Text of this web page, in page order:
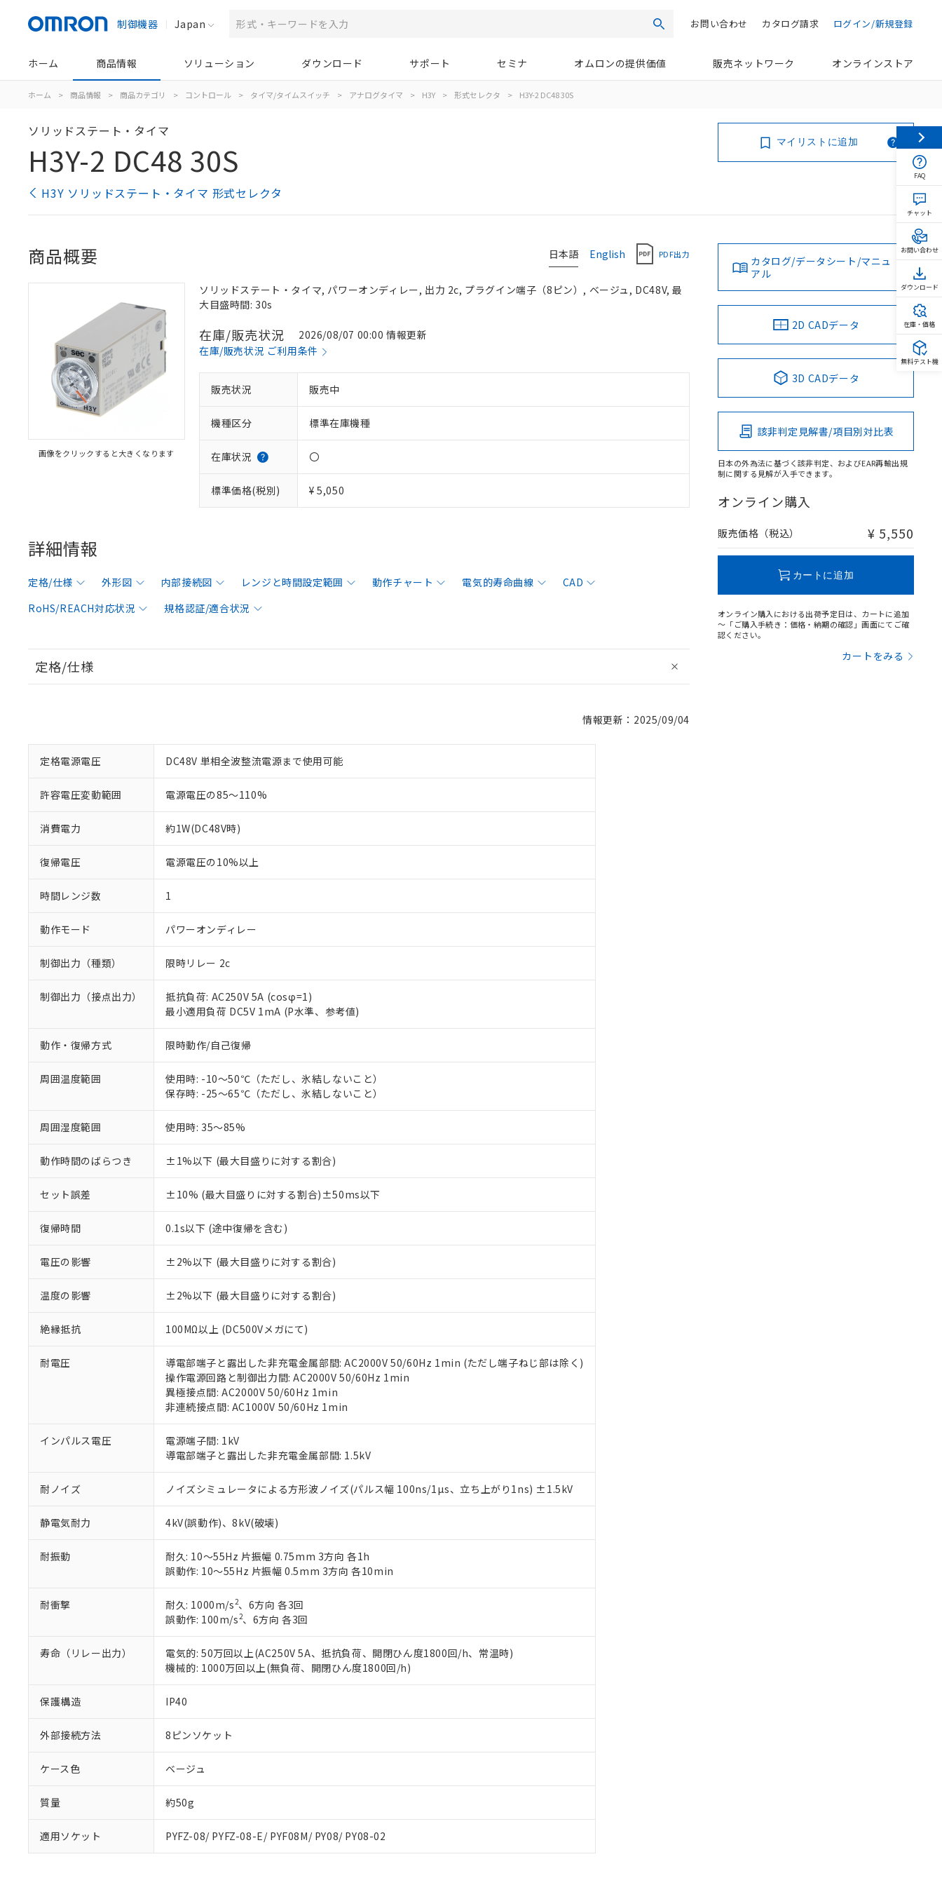
制御機器 Japan 検索 ログイン/新規登録
カタログ請求
お問い合わせ
ホーム 商品情報 ソリューション ダウンロード サポート セミナ オムロンの提供価値 販売ネットワーク オンラインストア
ホーム > 商品情報 > 商品カテゴリ > コントロール > タイマ/タイムスイッチ > アナログタイマ > H3Y > 形式セレクタ > H3Y-2 DC48 30S
ソリッドステート・タイマ
H3Y-2 DC48 30S
H3Y ソリッドステート・タイマ 形式セレクタ
マイリストに追加
日本語 English PDF出力
商品概要
画像をクリックすると大きくなります
ソリッドステート・タイマ, パワーオンディレー, 出力 2c, プラグイン端子（8ピン）, ベージュ, DC48V, 最
大目盛時間: 30s
在庫/販売状況
2026/08/07 00:00 情報更新
在庫/販売状況 ご利用条件
販売状況 販売中
機種区分 標準在庫機種
在庫状況 〇
標準価格(税別) ¥ 5,050
詳細情報
定格/仕様 外形図 内部接続図 レンジと時間設定範囲 動作チャート 電気的寿命曲線
CAD
RoHS/REACH対応状況
規格認証/適合状況
定格/仕様
情報更新：2025/09/04
定格電源電圧 DC48V 単相全波整流電源まで使用可能
許容電圧変動範囲 電源電圧の85～110%
消費電力 約1W(DC48V時)
復帰電圧 電源電圧の10%以上
時間レンジ数 1
動作モード パワーオンディレー
制御出力（種類） 限時リレー 2c
制御出力（接点出力）
抵抗負荷: AC250V 5A (cosφ=1)
最小適用負荷 DC5V 1mA (P水準、参考値)
動作・復帰方式 限時動作/自己復帰
周囲温度範囲
使用時: -10～50℃（ただし、氷結しないこと）
保存時: -25～65℃（ただし、氷結しないこと）
周囲湿度範囲 使用時: 35～85%
動作時間のばらつき ±1%以下 (最大目盛りに対する割合)
セット誤差 ±10% (最大目盛りに対する割合)±50ms以下
復帰時間 0.1s以下 (途中復帰を含む)
電圧の影響 ±2%以下 (最大目盛りに対する割合)
温度の影響 ±2%以下 (最大目盛りに対する割合)
絶縁抵抗 100MΩ以上 (DC500Vメガにて)
耐電圧
導電部端子と露出した非充電金属部間: AC2000V 50/60Hz 1min (ただし端子ねじ部は除く)
操作電源回路と制御出力間: AC2000V 50/60Hz 1min
異極接点間: AC2000V 50/60Hz 1min
非連続接点間: AC1000V 50/60Hz 1min
インパルス電圧
電源端子間: 1kV
導電部端子と露出した非充電金属部間: 1.5kV
耐ノイズ ノイズシミュレータによる方形波ノイズ(パルス幅 100ns/1µs、立ち上がり1ns) ±1.5kV
静電気耐力 4kV(誤動作)、8kV(破壊)
耐振動
耐久: 10～55Hz 片振幅 0.75mm 3方向 各1h
誤動作: 10～55Hz 片振幅 0.5mm 3方向 各10min
耐衝撃 耐久: 1000m/s2、6方向 各3回
誤動作: 100m/s2、6方向 各3回
寿命（リレー出力）
電気的: 50万回以上(AC250V 5A、抵抗負荷、開閉ひん度1800回/h、常温時)
機械的: 1000万回以上(無負荷、開閉ひん度1800回/h)
保護構造 IP40
外部接続方法 8ピンソケット
ケース色 ベージュ
質量 約50g
適用ソケット PYFZ-08/ PYFZ-08-E/ PYF08M/ PY08/ PY08-02
カタログ/データシート/マニュ
アル
2D CADデータ
3D CADデータ
該非判定見解書/項目別対比表
日本の外為法に基づく該非判定、およびEAR再輸出規
制に関する見解が入手できます。
オンライン購入
販売価格（税込） ¥ 5,550
カートに追加
オンライン購入における出荷予定日は、カートに追加
～「ご購入手続き：価格・納期の確認」画面にてご確
認ください。
カートをみる
ご利用条件
以下の条件をお読みいただき、同意のうえご利用ください。
本サービスは、当社制御機器事業取扱商品の当社在庫状況および標準価格(税抜)を提供させていただ
くものです。
当社制御機器事業取扱商品の中には、本サービスの対象外となる商品もあることをご了承ください。
在庫状況および標準価格照会結果は、記載している更新日時点での社内データに基づき作成されるも
のであり、閲覧された時点での実際の在庫および標準価格とは異なる場合があることをご了承くださ
い。
正式な納期状況および標準価格はお客様のお取引先、またはお客様担当のオムロン制御機器販売店・
当社販売員にご相談ください。
オムロン制御機器販売店や当社販売拠点は「
在庫状況および標準価格結果を当社の事前の承諾なく第三者に漏洩または開示しないようお願いしま
マイパーツ機能（部品リスト作成サービス）をご利用いただくには、I-Webメンバーズにご登録され
ている必要があります。
が、当社の製品・サービスに関するお客様との取引・商談に必要な範囲で利用することをご了承くだ
さい。
※当社の共同利用者とは、
いる法人を指します。
※1 対応状況
対応済み：EU RoHS指令（10物質）の非含有に対応した製品が提供可能な商品です。
対応予定なし：EU RoHS指令（10物質）の非含有に非対応の商品で、対応品を出す予定はありません。
調査・確認中：EU RoHS指令（10物質）の非含有の対応状況を調査中または確認中の商品です。
非該当品：ライセンス料など無形物で、有害物質有無と関係のない商品です。
仕入先様の事情により、非含有部品としていたものが、含有品と判明した場合などやむを得ず変更すること
があります。
鉛(Pb) 1000ppm以下、 水銀(Hg) 1000ppm以下、 カドミウム(Cd) 100ppm以下、
ル（DBP） 1000ppm以下、フタル酸ジイソブチル (DIBP) 1000ppm以下
※2 対応予定月
部品在庫の切り替え状況などにより、予定月が前後することがあります。
※3 非含有証明書ダウンロード
下記の非含有証明書をダウンロードすることができます。
EU RoHS指令（10物質）の非含有証明書
51物質の非含有証明書（当社基準）
※本証明書は発行日時点で非含有を証明するもので、過去に遡って非含有を証明するものではありません。
また、RoHS指令のフタル酸エステル類４物質の対応では、対応完了までの期間は出荷製品に未対応品が
混在することから備考欄に対応日を記載しておりました。
既に当社にて対応品への在庫切替を完了していることから、特段のことがない限り、2022年1月12日よ
り割愛しております。
※1 中国RoHS○×表
「○」：最大均質材料含有率が中国RoHSの基準値以下であることを示します。
「×」：最大均質材料含有率が中国RoHSの基準値を超えていることを示します。
「－」：未確認です。当社販売部門へお問い合わせください。
*中国RoHS10物質の基準値 (GB/T26572)：
Pb(鉛) :1000ppm、 Hg(水銀) : 1000ppm、 Cd(カドミウム) : 100ppm、
Cr(Ⅵ)(六価クロム) : 1000ppm、 PBBs(ポリ臭化ビフェニル類) : 1000ppm、 PBDEs(ポリ臭化ジフェニルエーテル類) : 1000ppm、
DBP(フタル酸ジブチル) : 1000ppm、 DIBP(フタル酸ジイソブチル) : 1000ppm、 BBP(フタル酸ブチルベンジル) : 1000ppm、
DEHP(フタル酸ビス(2-エチルヘキシル)) : 1000ppm
※2 環境保護使用期限
「ｅ」：有害物質（10物質）のすべてが基準値以下であることを示します。
「10」：通常の使用状況下において有害物質が外部に漏えいし、環境に深刻な影響を及ぼさない年数を意
味します。
「－」：未確認です。当社販売部門へお問い合わせください。
当社は、これら貴社製品のうち、外国為替および外国貿易法に定める商品（以下｢規制貨物等」とい
う）を輸出または国外への提供する場合は、日本国政府の輸出許可(または役務取引許可)を取得する
当社は規制貨物を破棄する場合は、完全に破砕するなど、違法に輸出されないよう必要な手段を講じ
ます。
当社は貴社製品を、核兵器、ミサイル、化学兵器、生物兵器またはその他武器並びにこれらの製造装
置等に一切使用いたしません。
当社は、貴社製品を第三者に販売する場合は、上記1、2および3の内容を当該第三者に通知します。
また当社は、販売先および販売に係わる関係者が違法に輸出するおそれがある場合は、取り引きをい
たしません。
合意する
記
号
説明
○ 一定数以上の在庫あり
△ 一定数には満たないが在庫あり
－
在庫なし(最新の在庫状況については、お客様のお取引先、またはお客様担当のオムロン制御
空
白
受注生産機種、また在庫状況の情報を公開していない機種
FAQ
チャット
お問い合わせ
ダウンロード
在庫・価格
無料テスト機